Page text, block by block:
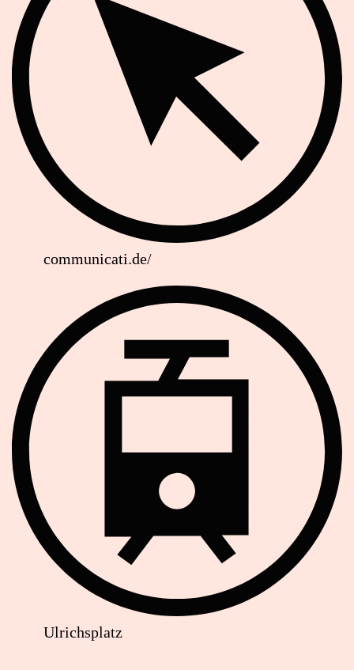
communicati.de/
Strassenbahn Haltestelle
Ulrichsplatz